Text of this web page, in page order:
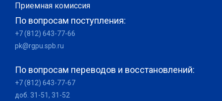
Приемная комиссия
По вопросам поступления:
+7 (812) 643-77-66
pk@rgpu.spb.ru
По вопросам переводов и восстановлений:
+7 (812) 643-77-67
доб. 31-51, 31-52